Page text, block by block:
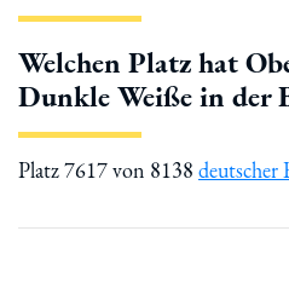
Welchen Platz hat
Dunkle Weiße in der
Platz 7617 von 8138 deutscher